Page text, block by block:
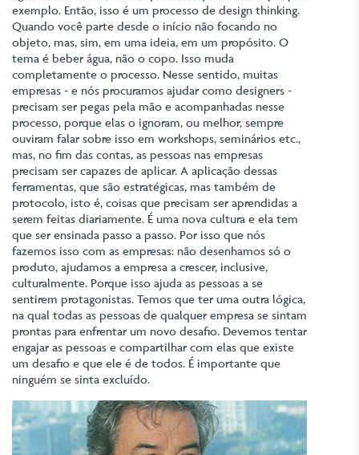
exemplo. Então, isso é um processo de design thinking.
Quando você parte desde o início não focando no
objeto, mas, sim, em uma ideia, em um propósito. O
tema é beber água, não o copo. Isso muda
completamente o processo. Nesse sentido, muitas
empresas - e nós procuramos ajudar como designers -
precisam ser pegas pela mão e acompanhadas nesse
processo, porque elas o ignoram, ou melhor, sempre
ouviram falar sobre isso em workshops, seminários etc.,
mas, no fim das contas, as pessoas nas empresas
precisam ser capazes de aplicar. A aplicação dessas
ferramentas, que são estratégicas, mas também de
protocolo, isto é, coisas que precisam ser aprendidas a
serem feitas diariamente. É uma nova cultura e ela tem
que ser ensinada passo a passo. Por isso que nós
fazemos isso com as empresas: não desenhamos só o
produto, ajudamos a empresa a crescer, inclusive,
culturalmente. Porque isso ajuda as pessoas a se
sentirem protagonistas. Temos que ter uma outra lógica,
na qual todas as pessoas de qualquer empresa se sintam
prontas para enfrentar um novo desafio. Devemos tentar
engajar as pessoas e compartilhar com elas que existe
um desafio e que ele é de todos. É importante que
ninguém se sinta excluído.